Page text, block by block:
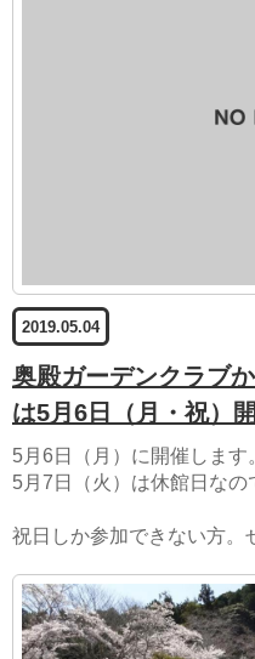
2019.05.04
奥殿ガーデンクラブ
は5月6日（月・祝）
5月6日（月）に開催します
5月7日（火）は休館日なの
祝日しか参加できない方。